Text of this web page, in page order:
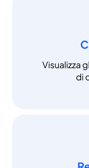
Visualizza
di